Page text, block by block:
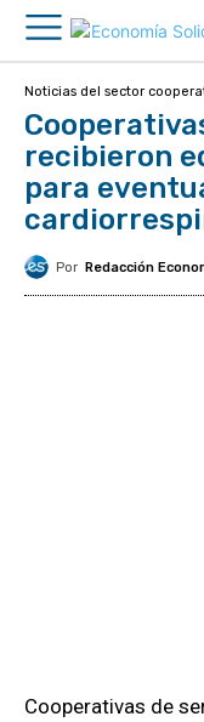
Noticias del sector
recibieron
para
Por Redacción
Cooperativas de